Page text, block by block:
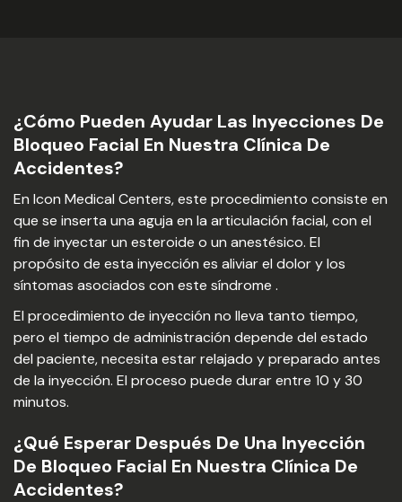
¿Cómo Pueden Ayudar Las Inyecciones De
Bloqueo Facial En Nuestra Clínica De
Accidentes?
En Icon Medical Centers, este procedimiento consiste en
que se inserta una aguja en la articulación facial, con el
fin de inyectar un esteroide o un anestésico. El
propósito de esta inyección es aliviar el dolor y los
síntomas asociados con este síndrome .
El procedimiento de inyección no lleva tanto tiempo,
pero el tiempo de administración depende del estado
del paciente, necesita estar relajado y preparado antes
de la inyección. El proceso puede durar entre 10 y 30
minutos.
¿Qué Esperar Después De Una Inyección
De Bloqueo Facial En Nuestra Clínica De
Accidentes?